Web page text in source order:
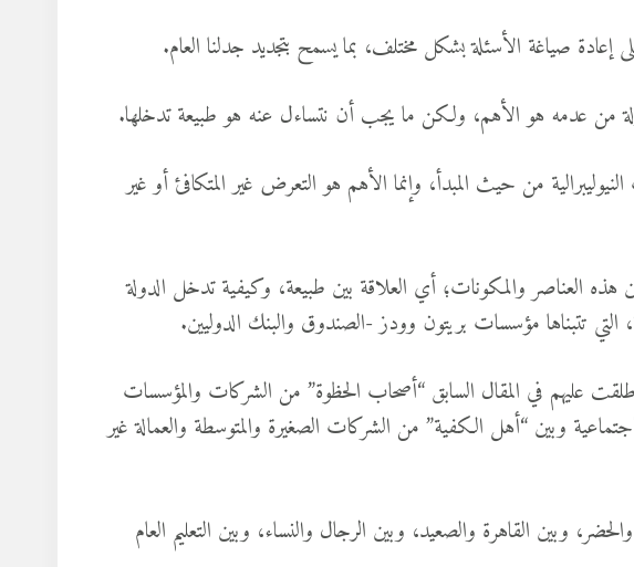
إعادة صياغة الأسئلة بشكل مختلف، بما يسمح بتجديد جدلنا العام.
من عدمه هو الأهم، ولكن ما يجب أن نتساءل عنه هو طبيعة تدخلها.
من حيث المبدأ، وإنما الأهم هو التعرض غير المتكافئ أو غير
هذه العناصر والمكونات؛ أي العلاقة بين طبيعة، وكيفية تدخل الدولة
التي تتبناها مؤسسات بريتون وودز -الصندوق والبنك الدوليين.
عليهم في المقال السابق “أصحاب الحظوة” من الشركات والمؤسسات
وبين “أهل الكفية” من الشركات الصغيرة والمتوسطة والعمالة غير
وبين القاهرة والصعيد، وبين الرجال والنساء، وبين التعليم العام